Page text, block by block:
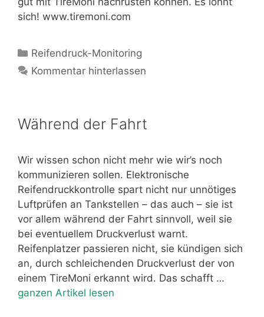
sich! www.tiremoni.com
Kategorien
Reifendruck-Monitoring
Kommentar hinterlassen
Während der Fahrt
Wir wissen schon nicht mehr wie wir’s noch
kommunizieren sollen. Elektronische
Reifendruckkontrolle spart nicht nur unnötiges
Luftprüfen an Tankstellen – das auch – sie ist
vor allem während der Fahrt sinnvoll, weil sie
bei eventuellem Druckverlust warnt.
Reifenplatzer passieren nicht, sie kündigen sich
an, durch schleichenden Druckverlust der von
einem TireMoni erkannt wird. Das schafft …
ganzen Artikel lesen